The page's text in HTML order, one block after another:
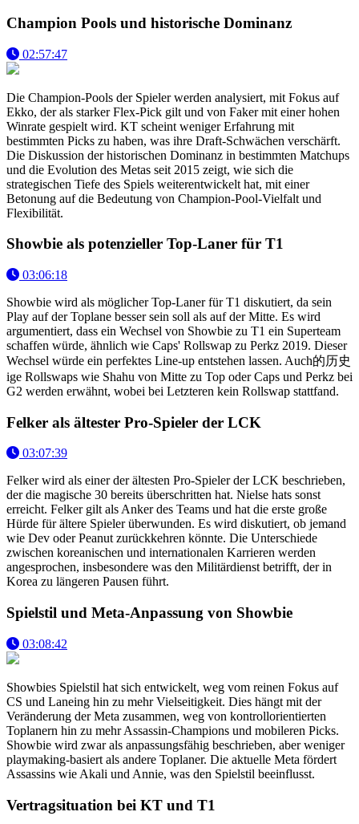
Champion Pools und historische Dominanz
02:57:47
Die Champion-Pools der Spieler werden analysiert, mit Fokus auf
Ekko, der als starker Flex-Pick gilt und von Faker mit einer hohen
Winrate gespielt wird. KT scheint weniger Erfahrung mit
bestimmten Picks zu haben, was ihre Draft-Schwächen verschärft.
Die Diskussion der historischen Dominanz in bestimmten Matchups
und die Evolution des Metas seit 2015 zeigt, wie sich die
strategischen Tiefe des Spiels weiterentwickelt hat, mit einer
Betonung auf die Bedeutung von Champion-Pool-Vielfalt und
Flexibilität.
Showbie als potenzieller Top-Laner für T1
03:06:18
Showbie wird als möglicher Top-Laner für T1 diskutiert, da sein
Play auf der Toplane besser sein soll als auf der Mitte. Es wird
argumentiert, dass ein Wechsel von Showbie zu T1 ein Superteam
schaffen würde, ähnlich wie Caps' Rollswap zu Perkz 2019. Dieser
Wechsel würde ein perfektes Line-up entstehen lassen. Auch的历史
ige Rollswaps wie Shahu von Mitte zu Top oder Caps und Perkz bei
G2 werden erwähnt, wobei bei Letzteren kein Rollswap stattfand.
Felker als ältester Pro-Spieler der LCK
03:07:39
Felker wird als einer der ältesten Pro-Spieler der LCK beschrieben,
der die magische 30 bereits überschritten hat. Nielse hats sonst
erreicht. Felker gilt als Anker des Teams und hat die erste große
Hürde für ältere Spieler überwunden. Es wird diskutiert, ob jemand
wie Dev oder Peanut zurückkehren könnte. Die Unterschiede
zwischen koreanischen und internationalen Karrieren werden
angesprochen, insbesondere was den Militärdienst betrifft, der in
Korea zu längeren Pausen führt.
Spielstil und Meta-Anpassung von Showbie
03:08:42
Showbies Spielstil hat sich entwickelt, weg vom reinen Fokus auf
CS und Laneing hin zu mehr Vielseitigkeit. Dies hängt mit der
Veränderung der Meta zusammen, weg von kontrollorientierten
Toplanern hin zu mehr Assassin-Champions und mobileren Picks.
Showbie wird zwar als anpassungsfähig beschrieben, aber weniger
playmaking-basiert als andere Toplaner. Die aktuelle Meta fördert
Assassins wie Akali und Annie, was den Spielstil beeinflusst.
Vertragsituation bei KT und T1